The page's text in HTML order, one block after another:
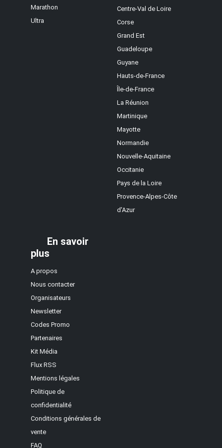
Marathon
Ultra
Centre-Val de Loire
Corse
Grand Est
Guadeloupe
Guyane
Hauts-de-France
Île-de-France
La Réunion
Martinique
Mayotte
Normandie
Nouvelle-Aquitaine
Occitanie
Pays de la Loire
Provence-Alpes-Côte
d'Azur
En savoir
plus
A propos
Nous contacter
Organisateurs
Newsletter
Codes Promo
Partenaires
Kit Média
Flux RSS
Mentions légales
Politique de
confidentialité
Conditions générales de
vente
FAQ